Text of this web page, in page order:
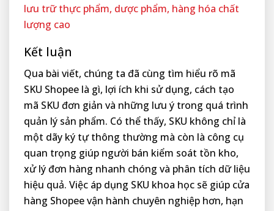
lưu trữ thực phẩm, dược phẩm, hàng hóa chất
lượng cao
Kết luận
Qua bài viết, chúng ta đã cùng tìm hiểu rõ mã
SKU Shopee là gì, lợi ích khi sử dụng, cách tạo
mã SKU đơn giản và những lưu ý trong quá trình
quản lý sản phẩm. Có thể thấy, SKU không chỉ là
một dãy ký tự thông thường mà còn là công cụ
quan trọng giúp người bán kiểm soát tồn kho,
xử lý đơn hàng nhanh chóng và phân tích dữ liệu
hiệu quả. Việc áp dụng SKU khoa học sẽ giúp cửa
hàng Shopee vận hành chuyên nghiệp hơn, hạn